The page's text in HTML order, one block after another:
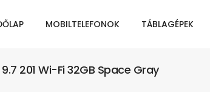
MOBILTELEFONOK TÁBLAGÉPEK
201 Wi-Fi 32GB Space Gray